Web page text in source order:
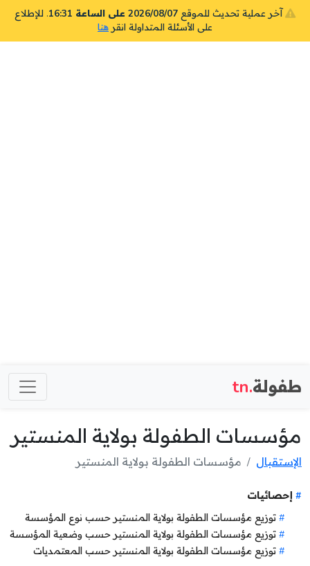
آخر عملية تحديث للموقع 2026/08/07 على الساعة 16:31
. للإطلاع
على الأسئلة المتداولة انقر هنا
طفولة.tn
مؤسسات الطفولة بولاية المنستير
الإستقبال مؤسسات الطفولة بولاية المنستير
إحصائيات
توزيع مؤسسات الطفولة بولاية المنستير حسب نوع المؤسسة
توزيع مؤسسات الطفولة بولاية المنستير حسب وضعية المؤسسة
توزيع مؤسسات الطفولة بولاية المنستير حسب المعتمديات